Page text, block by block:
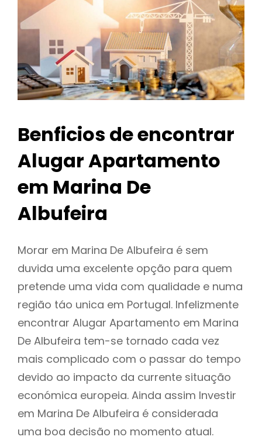
Benficios de encontrar
Alugar Apartamento
em Marina De
Albufeira
Morar em Marina De Albufeira é sem
duvida uma excelente opção para quem
pretende uma vida com qualidade e numa
região táo unica em Portugal. Infelizmente
encontrar Alugar Apartamento em Marina
De Albufeira tem-se tornado cada vez
mais complicado com o passar do tempo
devido ao impacto da currente situação
económica europeia. Ainda assim Investir
em Marina De Albufeira é considerada
uma boa decisão no momento atual.